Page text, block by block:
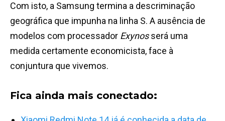
Com isto, a Samsung termina a descriminação
geográfica que impunha na linha S. A ausência de
modelos com processador Exynosserá uma
medida certamente economicista, face à
conjuntura que vivemos.
Fica ainda mais conectado: